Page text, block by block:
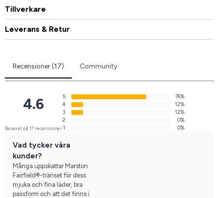
Tillverkare
Leverans & Retur
Recensioner (17) Community
4.6
Baserat på 17 recensioner
5
76%
4
12%
3
12%
2
0%
1
0%
Vad tycker våra
kunder?
Många uppskattar Marston
Fairfield®-tränset för dess
mjuka och fina läder, bra
passform och att det finns i